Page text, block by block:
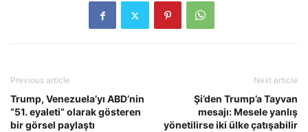
Previous article
Trump, Venezuela’yı ABD’nin
“51. eyaleti” olarak gösteren
bir görsel paylaştı
Next article
Şi’den Trump’a Tayvan
mesajı: Mesele yanlış
yönetilirse iki ülke çatışabilir